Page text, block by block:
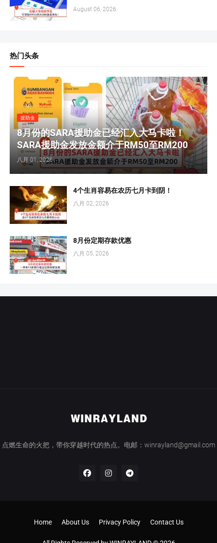
August 06, 2026
热门头条
援助金
8月份的SARA援助金已经汇入大马卡啦！
SARA援助金发放金额介于RM50至RM200
八月 01, 2026
4个生肖容易在农历七月卡到阴！
八月 02, 2026
8月份定期存款优惠
八月 05, 2026
点燃生命的火把，带你穿越时代的热点。电邮：winrayland@gmail.com
Home About Us Privacy Policy Contact Us